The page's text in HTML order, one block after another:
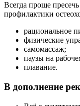
Всегда проще
профилактики
рациональное
физические
самомассаж;
паузы на
плавание.
В дополнение